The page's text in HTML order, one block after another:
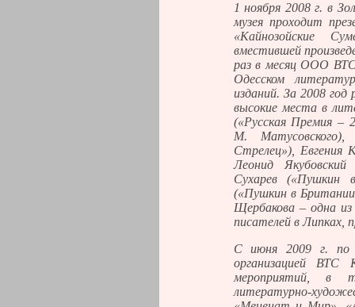
1 ноября 2008 г. в
музея проходит
«Кайнозойские
вместившей
раз в месяц ООО
Одесском
изданий. За 2008
высокие места в
(«Русская Премия –
М. Матусовского),
Стрелец»), Евгения
Леонид
Сухарев («Пушкин
(«Пушкин в
Щербакова – одна
писателей в Липках,
С июня 2009 г. по
организацией ВТС
мероприятий, в
литературно-